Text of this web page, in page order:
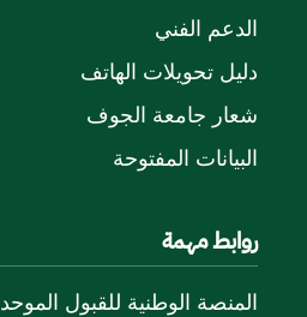
الدعم الفني
دليل تحويلات الهاتف
شعار جامعة الجوف
البيانات المفتوحة
روابط مهمة
المنصة الوطنية للقبول الموحد